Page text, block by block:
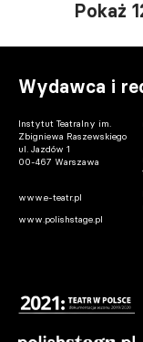
Pokaż
Wydawca i
Instytut Teatralny im.
Zbigniewa Raszewskiego
ul. Jazdów 1
00-467 Warszawa
www.e-teatr.pl
www.polishstage.pl